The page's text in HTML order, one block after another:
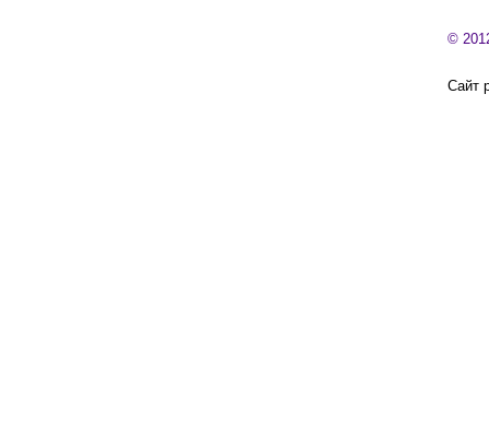
©
Сайт